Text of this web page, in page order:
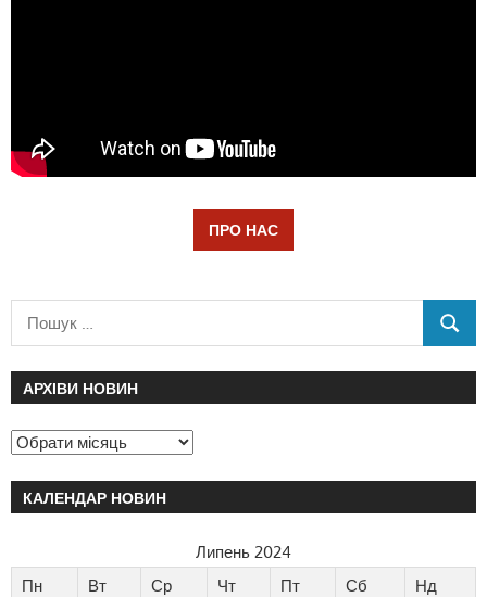
ПРО НАС
АРХІВИ НОВИН
КАЛЕНДАР НОВИН
Липень 2024
Пн
Вт Ср Чт Пт Сб Нд